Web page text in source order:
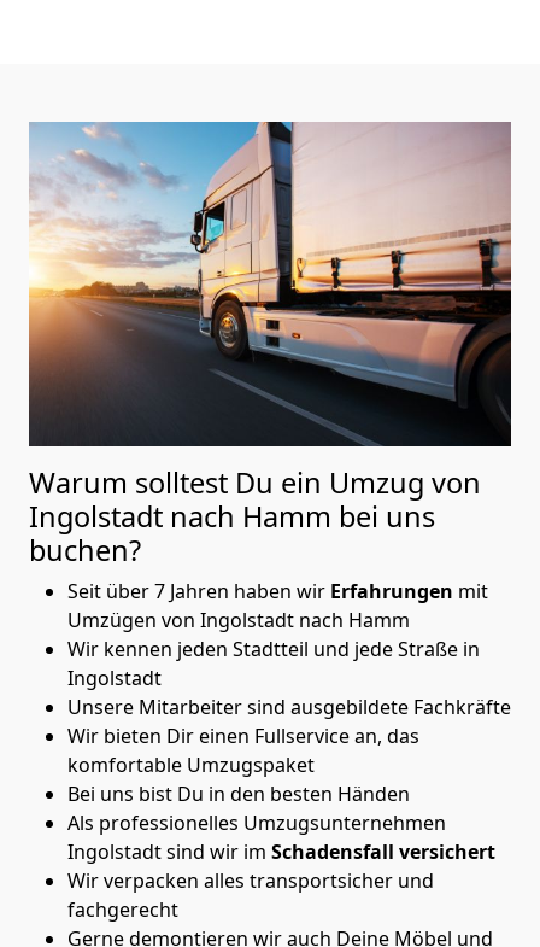
Warum solltest Du ein Umzug von
Ingolstadt nach Hamm bei uns
buchen?
Seit über 7 Jahren haben wir Erfahrungen mit
Umzügen von Ingolstadt nach Hamm
Wir kennen jeden Stadtteil und jede Straße in
Ingolstadt
Unsere Mitarbeiter sind ausgebildete Fachkräfte
Wir bieten Dir einen Fullservice an, das
komfortable Umzugspaket
Bei uns bist Du in den besten Händen
Als professionelles Umzugsunternehmen
Ingolstadt sind wir im Schadensfall versichert
Wir verpacken alles transportsicher und
fachgerecht
Gerne demontieren wir auch Deine Möbel und